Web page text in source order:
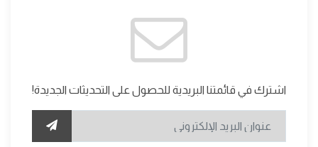
اشترك في قائمتنا البريدية للحصول على التحديثات الجديدة!